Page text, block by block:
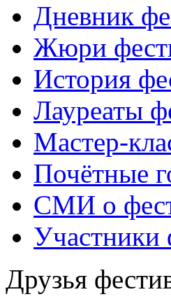
Дневник
Жюри
История
Лауреаты
Мастер-
Почётные
СМИ о
Участники
Друзья